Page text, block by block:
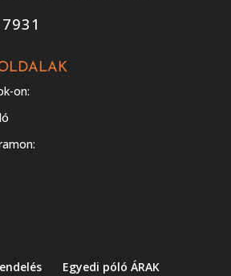
on:
Egyedi póló ÁRAK